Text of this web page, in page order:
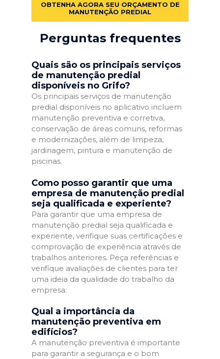
OBTENHA AGORA SEU ORÇAMENTO DE
MANUTENÇÃO PREDIAL
Perguntas frequentes
Quais são os principais serviços
de manutenção predial
disponíveis no Grifo?
Os principais serviços de manutenção
predial disponíveis no aplicativo incluem
manutenção preventiva e corretiva,
conservação de áreas comuns, reformas
e modernizações, além de limpeza,
jardinagem, pintura e manutenção de
piscinas.
Como posso garantir que uma
empresa de manutenção predial
seja qualificada e experiente?
Para garantir que uma empresa de
manutenção predial seja qualificada e
experiente, verifique suas certificações e
comprovação de experiência através de
trabalhos anteriores. Peça referências e
verifique avaliações de clientes para ter
uma ideia da qualidade do trabalho da
empresa.
Qual a importância da
manutenção preventiva em
edifícios?
A manutenção preventiva é importante
para garantir a segurança e o bom